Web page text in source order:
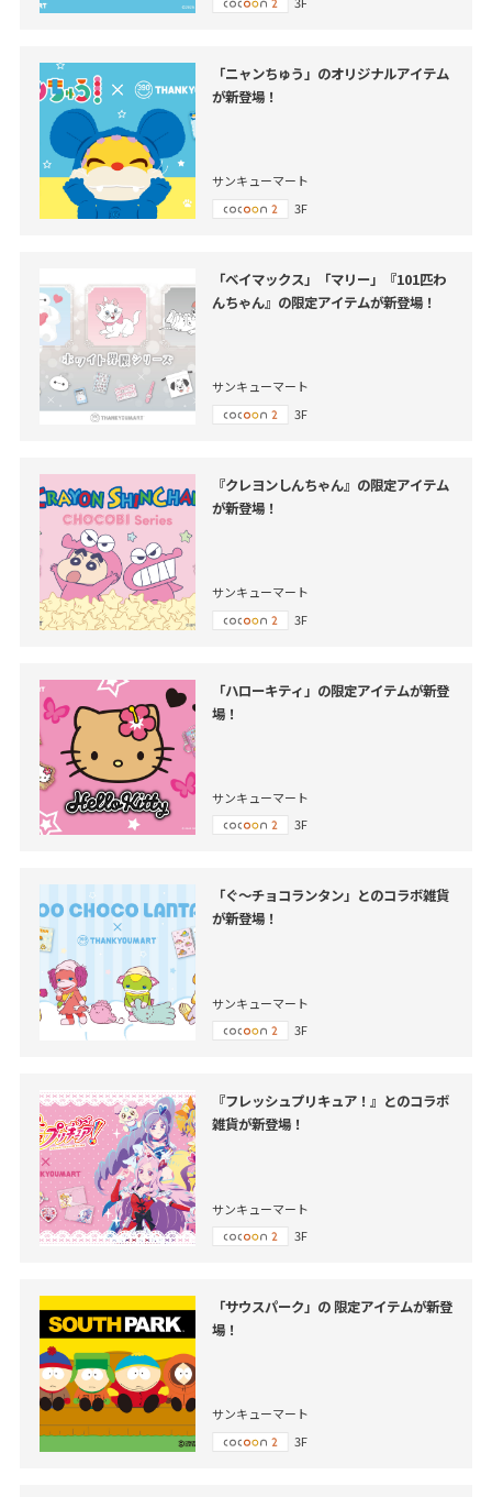
「ニャンちゅう」のオリジナルアイテム
が新登場！
サンキューマート
3F
「ベイマックス」「マリー」『101匹わ
んちゃん』の限定アイテムが新登場！
サンキューマート
3F
『クレヨンしんちゃん』の限定アイテム
が新登場！
サンキューマート
3F
「ハローキティ」の限定アイテムが新登
場！
サンキューマート
3F
「ぐ～チョコランタン」とのコラボ雑貨
が新登場！
サンキューマート
3F
『フレッシュプリキュア！』とのコラボ
雑貨が新登場！
サンキューマート
3F
「サウスパーク」の 限定アイテムが新登
場！
サンキューマート
3F